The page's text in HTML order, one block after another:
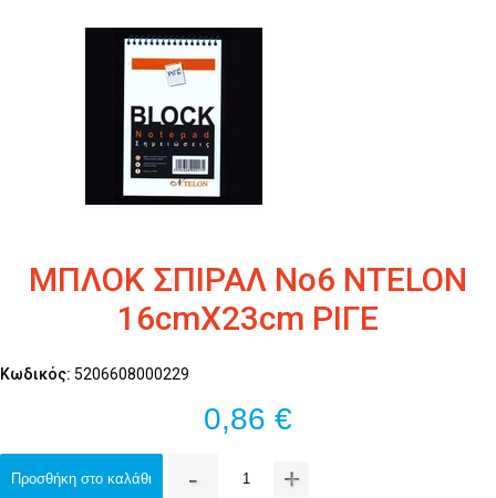
ΜΠΛΟΚ ΣΠΙΡΑΛ Νο6 NTELON
16cmΧ23cm ΡΙΓΕ
Κωδικός: 5206608000229
0,86 €
Προσθήκη στο καλάθι - +